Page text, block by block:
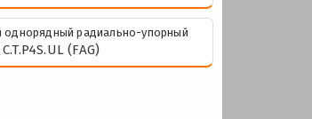
радиально-упорный
(FAG)